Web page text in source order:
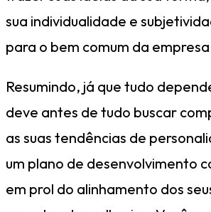
sua individualidade e
para o bem comum da
Resumindo, já que tudo
deve antes de tudo buscar
as suas tendências de
um plano de desenvolvimento
em prol do alinhamento dos